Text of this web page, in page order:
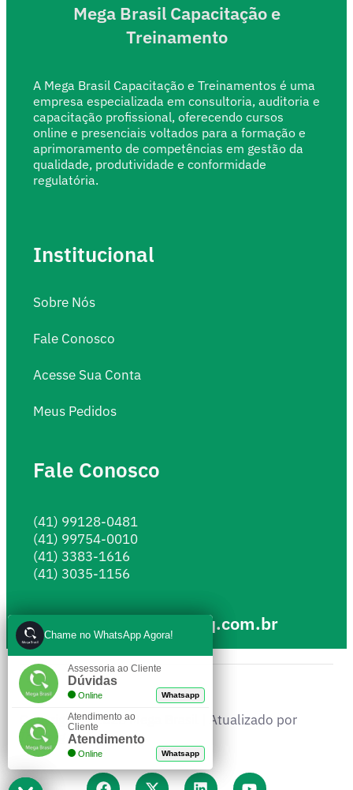
Mega Brasil Capacitação e
Treinamento
A Mega Brasil Capacitação e Treinamentos é uma
empresa especializada em consultoria, auditoria e
capacitação profissional, oferecendo cursos
online e presenciais voltados para a formação e
aprimoramento de competências em gestão da
qualidade, produtividade e conformidade
regulatória.
Institucional
Sobre Nós
Fale Conosco
Acesse Sua Conta
Meus Pedidos
Fale Conosco
(41) 99128-0481
(41) 99754-0010
(41) 3383-1616
(41) 3035-1156
megabrasil@mbq.com.br
Copyright © 2026 Mega Brasil | Atualizado por
Iceberg Global.
Chame no WhatsApp Agora!
Assessoria ao Cliente
Dúvidas
Online Whatsapp
Atendimento ao
Cliente
Atendimento
Online Whatsapp
Chame no WhatsApp Agora!
Assessoria ao Cliente
Dúvidas
Online Whatsapp
Atendimento ao
Cliente
Atendimento
Online Whatsapp